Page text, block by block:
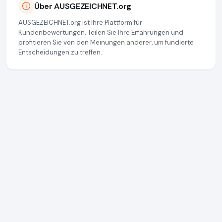
Über AUSGEZEICHNET.org
AUSGEZEICHNET.org ist Ihre Plattform für
Kundenbewertungen. Teilen Sie Ihre Erfahrungen und
profitieren Sie von den Meinungen anderer, um fundierte
Entscheidungen zu treffen.